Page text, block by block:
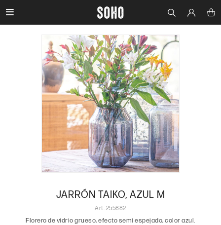

JARRÓN TAIKO, AZUL M
255882
Florero de vidrio grueso, efecto semi espejado, color azul.